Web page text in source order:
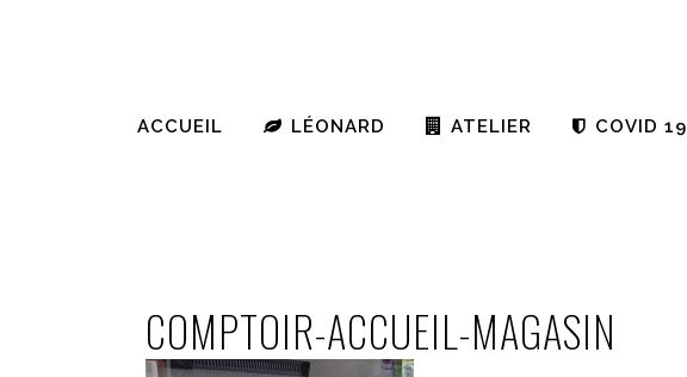
ACCUEIL LÉONARD ATELIER COVID 19
COMPTOIR-ACCUEIL-MAGASIN